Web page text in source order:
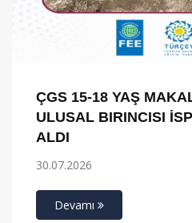
ÇGS 15-18 YAŞ
ULUSAL BIRINCISI
ALDI
30.07.2026
Devamı